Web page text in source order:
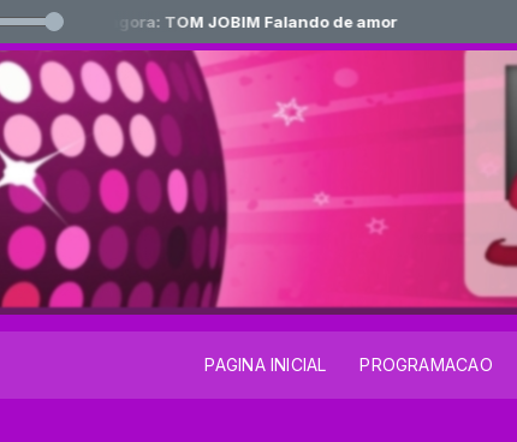
Tocando agora: TOM JOBIM Falando de amor
PAGINA INICIAL PROGRAMACAO